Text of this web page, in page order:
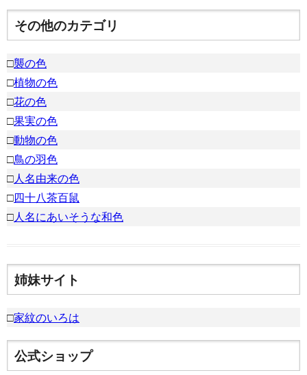
その他のカテゴリ
□襲の色
□植物の色
□花の色
□果実の色
□動物の色
□鳥の羽色
□人名由来の色
□四十八茶百鼠
□人名にあいそうな和色
姉妹サイト
□家紋のいろは
公式ショップ